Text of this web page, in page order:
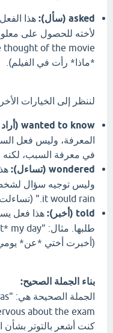
asked (سأل):
هذا
*ماذا* رأت في الفيلم).
لننظر إلى الخيارات
wanted to know (أراد أن يعرف):
المعرفة، وليس فعل
في معرفة السبب، لكنه
wondered (تساءل):
it would rain." (تساءلت *إذا* كان سيمطر).
told (أخبر):
هذا فعل
(أخبرت أختي *عن*
بناء الجملة الصحيح:
الجملة الصحيحة هي: "I
كنت أشعر بالتوتر بشأن